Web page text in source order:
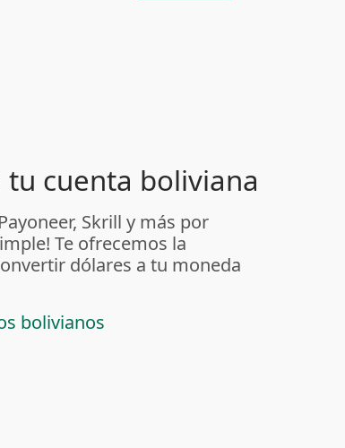
tu cuenta boliviana
Skrill y más por
Te ofrecemos la
dólares a tu moneda
bolivianos